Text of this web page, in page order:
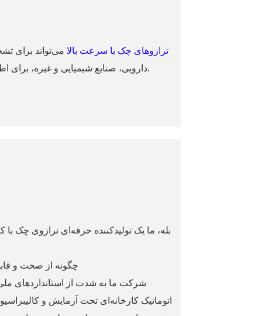
ترازوهای چک با سرعت بالا می‌تواند برای
دارویی، صنایع شیمیایی و غیره، برای اطمینان از کیفیت محصول و بهبود راندمان تولید مورد استفاده قرار گیرد.
بله، ما یک تولیدکننده حرفه‌ای ترازوی چک با
2. چگونه از صحت و
شرکت ما به شدت از استانداردهای
اتوماتیک کارخانه‌ای تحت آزمایش و